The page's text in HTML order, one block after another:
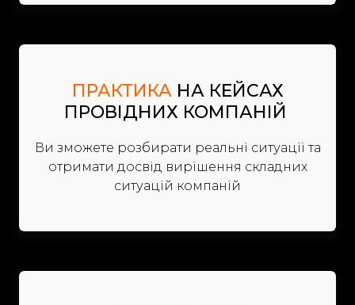
ПРАКТИКАНА КЕЙСАХ
ПРОВІДНИХ КОМПАНІЙ
Ви зможете розбирати реальні ситуації та
отримати досвід вирішення складних
ситуацій компаній